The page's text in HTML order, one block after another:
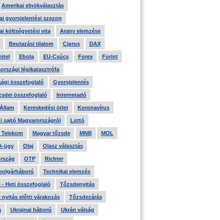
Amerikai elnökválasztás
gyorsjelentési szezon
költségvetési vita Arany elemzése
Beutazási tilalom Ciprus DAX
Ebola EU-Csúcs Forex Forint
légikatasztrófa
összefoglaló Gyorsjelentés
összefoglaló Internetadó
Kereskedési ötlet Koronavírus
sajtó Magyarországról Lottó
Telekom Magyar tőzsde MNB MOL
ügy Olaj Olasz választás
OTP Richter
Technikai elemzés
- Heti összefoglaló Tőzsdenyitás
nyitás előtti várakozás Tőzsdezárás
Ukrajnai háború Ukrán válság